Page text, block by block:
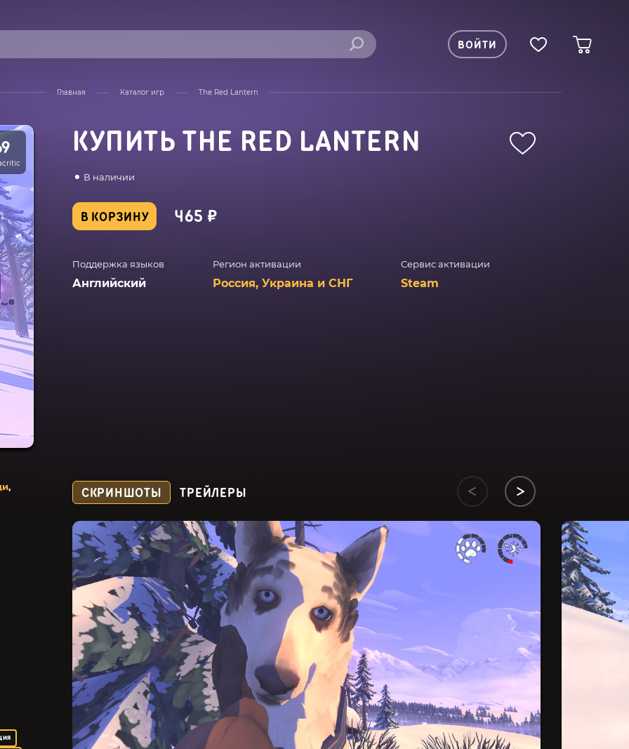
ВОЙТИ
Главная Каталог игр The Red Lantern
КУПИТЬ THE RED LANTERN
В наличии
В КОРЗИНУ 465 ₽
Поддержка языков
Английский
Регион активации
Россия, Украина и СНГ
Сервис активации
Steam
,
СКРИНШОТЫ ТРЕЙЛЕРЫ